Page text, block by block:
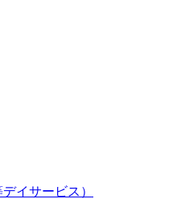
デイサービス）